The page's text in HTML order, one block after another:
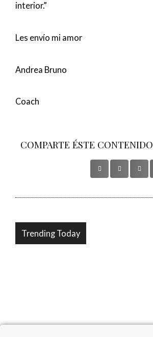
interior.”
Les envío mi amor
Andrea Bruno
Coach
COMPARTE ÉSTE CONTENIDO
Trending Today